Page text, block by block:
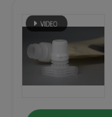
তরল স্পাউন্ড ব্যাগ